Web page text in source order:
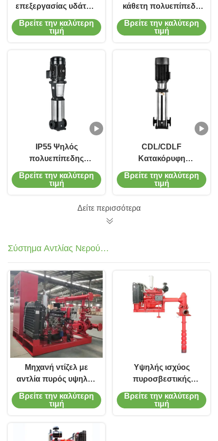
επεξεργασίας υδάτων
κάθετης πολλαπλής
στάθμης
Βρείτε την καλύτερη
τιμή
κάθετη πολυεπίπεδη
φυγοκεντρική αντλία
παροχής νερού
Βρείτε την καλύτερη
τιμή
IP55 Ψηλός
πολυεπίπεδης
φυγοκεντρικός
κινητήρας αντλίας
Βρείτε την καλύτερη
τιμή
CDL/CDLF
Κατακόρυφη
φυγοκεντρική αντλία
πολλαπλών σταδίων
χάλυβα με μηχανική
Βρείτε την καλύτερη
τιμή
Δείτε περισσότερα
Σύστημα Αντλίας Νερού
Πυροσβεστικής Έκτακτης Ανάγκης
Μηχανή ντίζελ με
αντλία πυρός υψηλής
ροής για βιομηχανικές
εφαρμογές
Βρείτε την καλύτερη
τιμή
Υψηλής ισχύος
πυροσβεστικής
αντλίας και αντλίας
Τζόκι
Βρείτε την καλύτερη
τιμή